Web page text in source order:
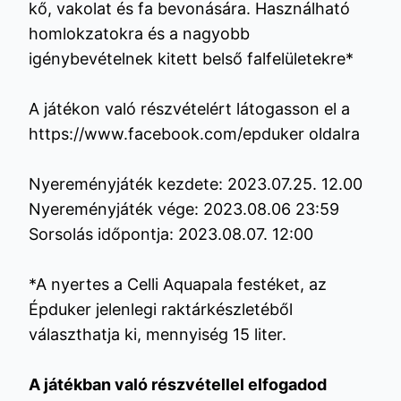
kő, vakolat és fa bevonására. Használható
homlokzatokra és a nagyobb
igénybevételnek kitett belső falfelületekre*
A játékon való részvételért látogasson el a
https://www.facebook.com/epduker oldalra
Nyereményjáték kezdete: 2023.07.25. 12.00
Nyereményjáték vége: 2023.08.06 23:59
Sorsolás időpontja: 2023.08.07. 12:00
*A nyertes a Celli Aquapala festéket, az
Épduker jelenlegi raktárkészletéből
választhatja ki, mennyiség 15 liter.
A játékban való részvétellel elfogadod